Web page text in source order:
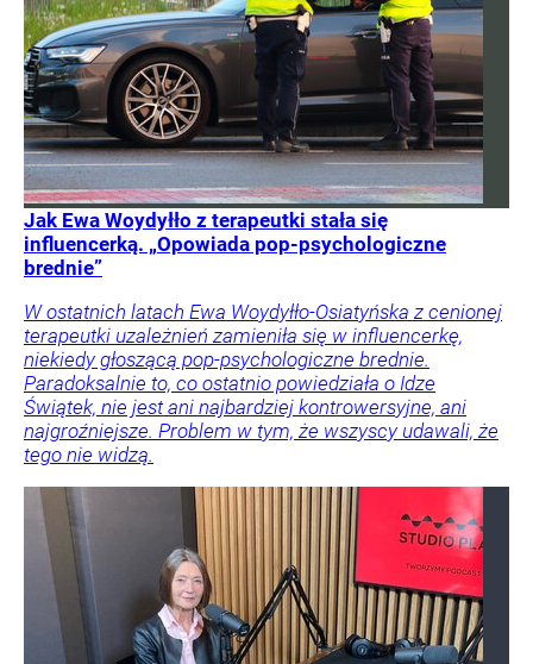
Jak Ewa Woydyłło z terapeutki stała się
influencerką. „Opowiada pop-psychologiczne
brednie”
W ostatnich latach Ewa Woydyłło-Osiatyńska z cenionej
terapeutki uzależnień zamieniła się w influencerkę,
niekiedy głoszącą pop-psychologiczne brednie.
Paradoksalnie to, co ostatnio powiedziała o Idze
Świątek, nie jest ani najbardziej kontrowersyjne, ani
najgroźniejsze. Problem w tym, że wszyscy udawali, że
tego nie widzą.